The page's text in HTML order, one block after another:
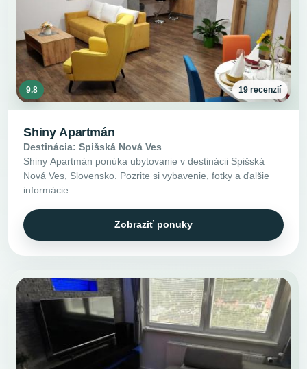
9.8 19 recenzií
Shiny Apartmán
Destinácia: Spišská Nová Ves
Shiny Apartmán ponúka ubytovanie v destinácii Spišská
Nová Ves, Slovensko. Pozrite si vybavenie, fotky a ďalšie
informácie.
Zobraziť ponuky